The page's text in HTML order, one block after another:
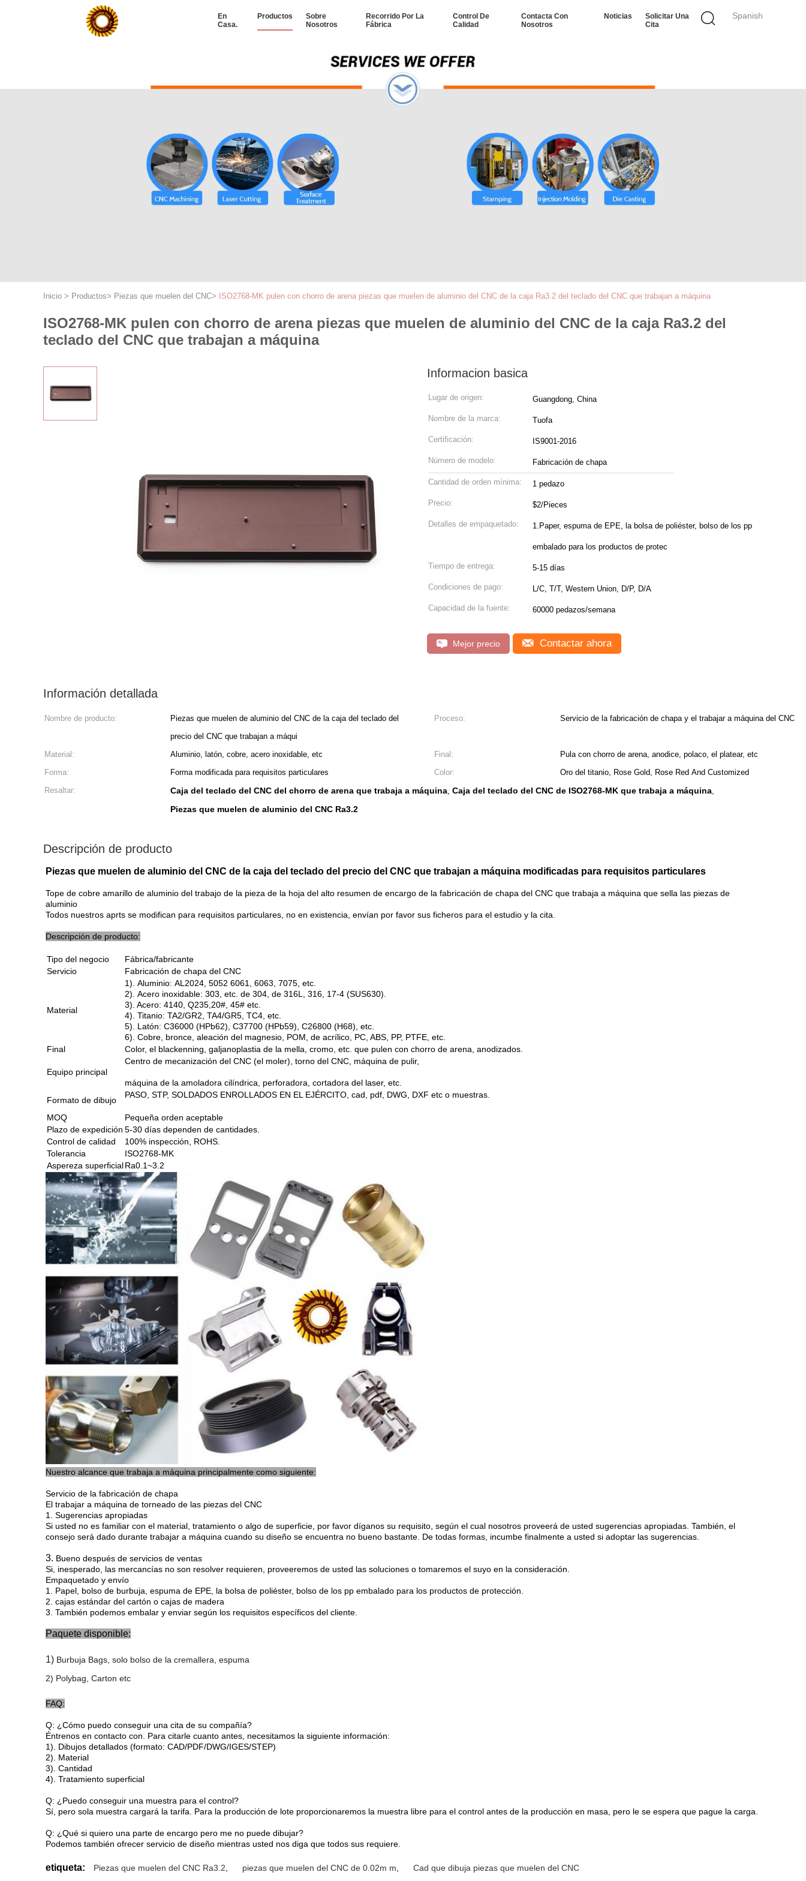
Spanish
En
Casa.
Productos
Sobre
Nosotros
Recorrido Por La
Fábrica
Control De
Calidad
Contacta Con
Nosotros
Noticias
Solicitar Una
Cita
Inicio > Productos> Piezas que muelen del CNC> ISO2768-MK pulen con chorro de arena piezas que muelen de aluminio del CNC de la caja Ra3.2 del teclado del CNC que trabajan a máquina
ISO2768-MK pulen con chorro de arena piezas que muelen de aluminio del CNC de la caja Ra3.2 del
teclado del CNC que trabajan a máquina
Informacion basica
Lugar de origen: Guangdong, China
Nombre de la marca: Tuofa
Certificación: IS9001-2016
Número de modelo: Fabricación de chapa
Cantidad de orden mínima: 1 pedazo
Precio: $2/Pieces
Detalles de empaquetado: 1.Paper, espuma de EPE, la bolsa de poliéster, bolso de los pp
embalado para los productos de protec
Tiempo de entrega: 5-15 días
Condiciones de pago: L/C, T/T, Western Union, D/P, D/A
Capacidad de la fuente: 60000 pedazos/semana
Mejor precio Contactar ahora
Información detallada
Nombre de producto:
Piezas que muelen de aluminio del CNC de la caja del teclado del
precio del CNC que trabajan a máqui
Proceso: Servicio de la fabricación de chapa y el trabajar a máquina del CNC
Material: Aluminio, latón, cobre, acero inoxidable, etc Final:
Pula con chorro de arena, anodice, polaco, el platear, etc
Forma:
Forma modificada para requisitos particulares Color:
Oro del titanio, Rose Gold, Rose Red And Customized
Resaltar:
Caja del teclado del CNC del chorro de arena que trabaja a máquina, Caja del teclado del CNC de ISO2768-MK que trabaja a máquina,
Piezas que muelen de aluminio del CNC Ra3.2
Descripción de producto
Piezas que muelen de aluminio del CNC de la caja del teclado del precio del CNC que trabajan a máquina modificadas para requisitos particulares
Tope de cobre amarillo de aluminio del trabajo de la pieza de la hoja del alto resumen de encargo de la fabricación de chapa del CNC que trabaja a máquina que sella las piezas de
aluminio
Todos nuestros aprts se modifican para requisitos particulares, no en existencia, envían por favor sus ficheros para el estudio y la cita.
Descripción de producto:
Tipo del negocio
Fábrica/fabricante
Servicio
Fabricación de chapa del CNC
Material
1). Aluminio: AL2024, 5052 6061, 6063, 7075, etc.
2). Acero inoxidable: 303, etc. de 304, de 316L, 316, 17-4 (SUS630).
3). Acero: 4140, Q235,20#, 45# etc.
4). Titanio: TA2/GR2, TA4/GR5, TC4, etc.
5). Latón: C36000 (HPb62), C37700 (HPb59), C26800 (H68), etc.
6). Cobre, bronce, aleación del magnesio, POM, de acrílico, PC, ABS, PP, PTFE, etc.
Final
Color, el blackenning, galjanoplastia de la mella, cromo, etc. que pulen con chorro de arena, anodizados.
Equipo principal
Centro de mecanización del CNC (el moler), torno del CNC, máquina de pulir,
máquina de la amoladora cilíndrica, perforadora, cortadora del laser, etc.
Formato de dibujo
PASO, STP, SOLDADOS ENROLLADOS EN EL EJÉRCITO, cad, pdf, DWG, DXF etc o muestras.
MOQ
Pequeña orden aceptable
Plazo de expedición 5-30 días dependen de cantidades.
Control de calidad
100% inspección, ROHS.
Tolerancia
ISO2768-MK
Aspereza superficialRa0.1~3.2
Nuestro alcance que trabaja a máquina principalmente como siguiente:
Servicio de la fabricación de chapa
El trabajar a máquina de torneado de las piezas del CNC
1. Sugerencias apropiadas
Si usted no es familiar con el material, tratamiento o algo de superficie, por favor díganos su requisito, según el cual nosotros proveerá de usted sugerencias apropiadas. También, el
consejo será dado durante trabajar a máquina cuando su diseño se encuentra no bueno bastante. De todas formas, incumbe finalmente a usted si adoptar las sugerencias.
3. Bueno después de servicios de ventas
Si, inesperado, las mercancías no son resolver requieren, proveeremos de usted las soluciones o tomaremos el suyo en la consideración.
Empaquetado y envío
1. Papel, bolso de burbuja, espuma de EPE, la bolsa de poliéster, bolso de los pp embalado para los productos de protección.
2. cajas estándar del cartón o cajas de madera
3. También podemos embalar y enviar según los requisitos específicos del cliente.
Paquete disponible:
1) Burbuja Bags, solo bolso de la cremallera, espuma
2) Polybag, Carton etc
FAQ:
Q: ¿Cómo puedo conseguir una cita de su compañía?
Éntrenos en contacto con. Para citarle cuanto antes, necesitamos la siguiente información:
1). Dibujos detallados (formato: CAD/PDF/DWG/IGES/STEP)
2). Material
3). Cantidad
4). Tratamiento superficial
Q: ¿Puedo conseguir una muestra para el control?
Sí, pero sola muestra cargará la tarifa. Para la producción de lote proporcionaremos la muestra libre para el control antes de la producción en masa, pero le se espera que pague la carga.
Q: ¿Qué si quiero una parte de encargo pero me no puede dibujar?
Podemos también ofrecer servicio de diseño mientras usted nos diga que todos sus requiere.
etiqueta: Piezas que muelen del CNC Ra3.2 piezas que muelen del CNC de 0.02m m Cad que dibuja piezas que muelen del CNC